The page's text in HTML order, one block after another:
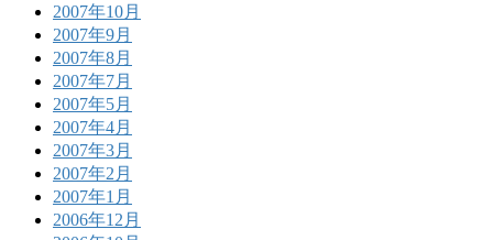
2007年10月
2007年9月
2007年8月
2007年7月
2007年5月
2007年4月
2007年3月
2007年2月
2007年1月
2006年12月